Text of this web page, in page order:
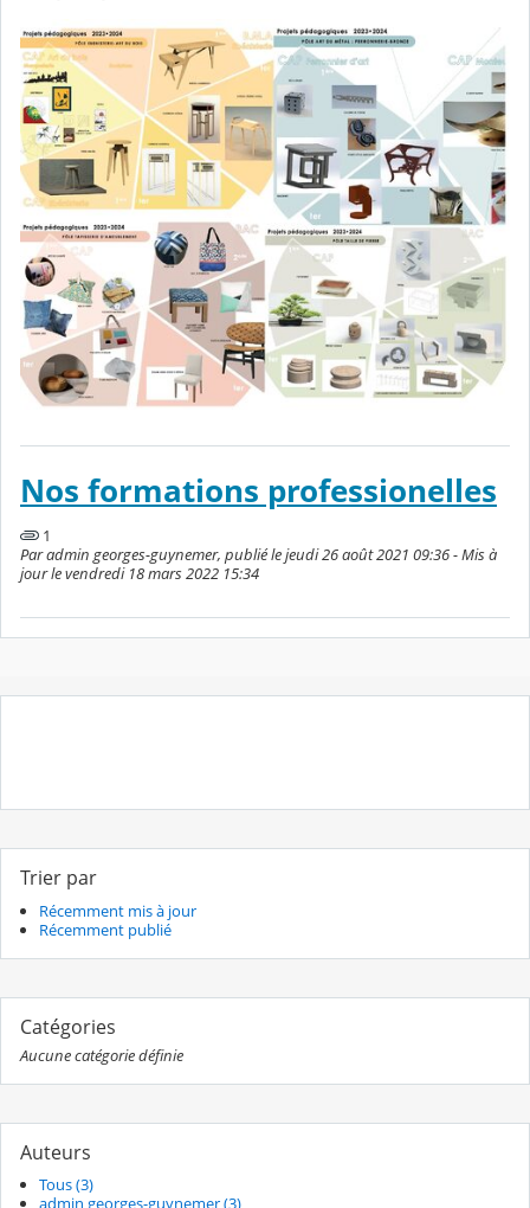
Nos formations professionelles
1
Par admin georges-guynemer, publié le jeudi 26 août 2021 09:36 - Mis à
jour le vendredi 18 mars 2022 15:34
Trier par
Récemment mis à jour
Récemment publié
Catégories
Aucune catégorie définie
Auteurs
Tous (3)
admin georges-guynemer (3)